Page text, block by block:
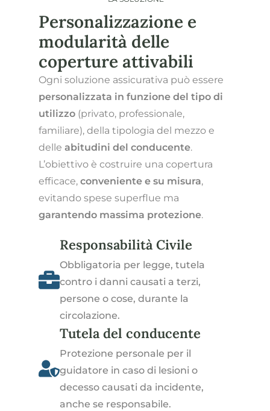
Personalizzazione e
modularità delle
coperture attivabili
Ogni soluzione assicurativa può essere
personalizzata in funzione del tipo di
utilizzo (privato, professionale,
familiare), della tipologia del mezzo e
delle abitudini del conducente.
L’obiettivo è costruire una copertura
efficace, conveniente e su misura,
evitando spese superflue ma
garantendo massima protezione.
Responsabilità Civile
Obbligatoria per legge, tutela
contro i danni causati a terzi,
persone o cose, durante la
circolazione.
Tutela del conducente
Protezione personale per il
guidatore in caso di lesioni o
decesso causati da incidente,
anche se responsabile.